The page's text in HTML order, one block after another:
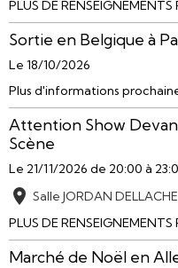
PLUS DE
Sortie en Belgique à
Le 18/10/2026
Plus d'informations
Attention Show
Scène
Le 21/11/2026 de 20:00 à
Salle JORDAN
PLUS DE
Marché de Noël en